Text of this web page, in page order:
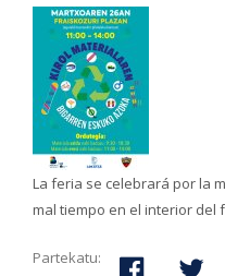
La feria se celebrará por la
mal tiempo en el interior del
Partekatu: